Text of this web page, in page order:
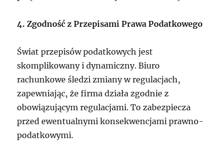
4. Zgodność z Przepisami Prawa Podatkowego
Świat przepisów podatkowych jest
skomplikowany i dynamiczny. Biuro
rachunkowe śledzi zmiany w regulacjach,
zapewniając, że firma działa zgodnie z
obowiązującym regulacjami. To zabezpiecza
przed ewentualnymi konsekwencjami prawno-
podatkowymi.